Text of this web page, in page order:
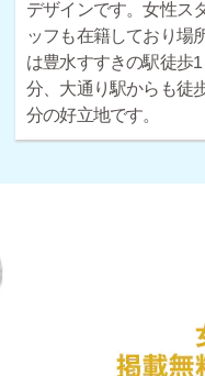
デザインです。女性ス
ッフも在籍しており場
は豊水すすきの駅徒歩1
分、大通り駅からも徒
分の好立地です。